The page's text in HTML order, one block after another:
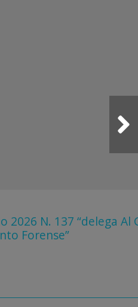
2026 N. 137 “delega
Forense”